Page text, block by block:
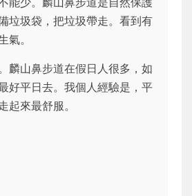
垃圾袋，把垃圾帶走。看到有
氣。
麟山鼻步道在假日人很多，如
好平日去。我個人經驗是，平
起來最舒服。